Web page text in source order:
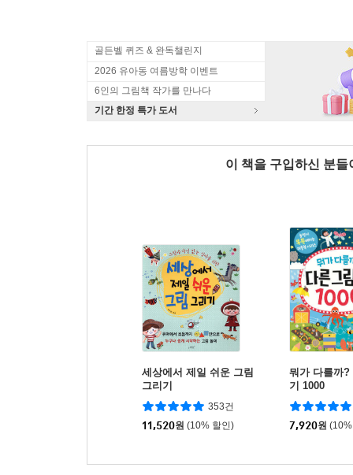
골든벨 퀴즈 & 완독챌린지
2026 유아동 여름방학 이벤트
6인의 그림책 작가를 만나다
기간 한정 특가 도서
이 책을 구입하신 분
세상에서 제일 쉬운 그림
그리기
353건
11,520원 (10% 할인)
뭐가 다를까?
기 1000
7,920원